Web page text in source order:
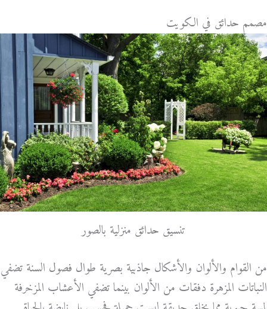
مصمم حدائق في الكويت
تنسيق حدائق منزلية بالصور
من القوام والألوان والأشكال جاذبية بصرية طوال فصول السنة تضفي
النباتات المزهرة دفقات من الألوان بينما تضفي الأعشاب المزخرفة